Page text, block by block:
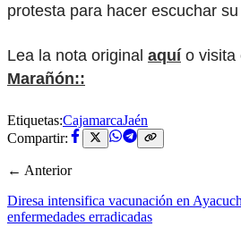
protesta para hacer escuchar
Lea la nota original aquí o visita
Marañón::
Etiquetas:CajamarcaJaén
Compartir:
← Anterior
Diresa intensifica vacunación en
enfermedades erradicadas